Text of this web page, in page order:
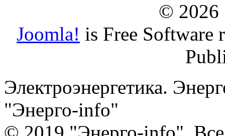
© 2026
Joomla! is Free Software
Электроэнергетика.
"Энерго-info"